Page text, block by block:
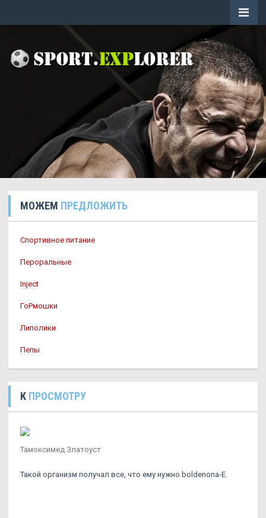
МОЖЕМ ПРЕДЛОЖИТЬ
Спортивное питание
Пероральные
Inject
ГоРмошки
Липолики
Пепы
К ПРОСМОТРУ
Тамоксимед Златоуст
Такой организм получал все, что ему нужно boldenona-E.